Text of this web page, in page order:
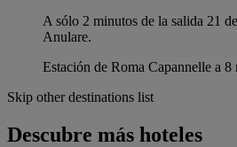
A sólo 2 minutos de la salida 21
Anulare.
Estación de Roma Capannelle a 8
Skip other destinations list
Descubre más hoteles